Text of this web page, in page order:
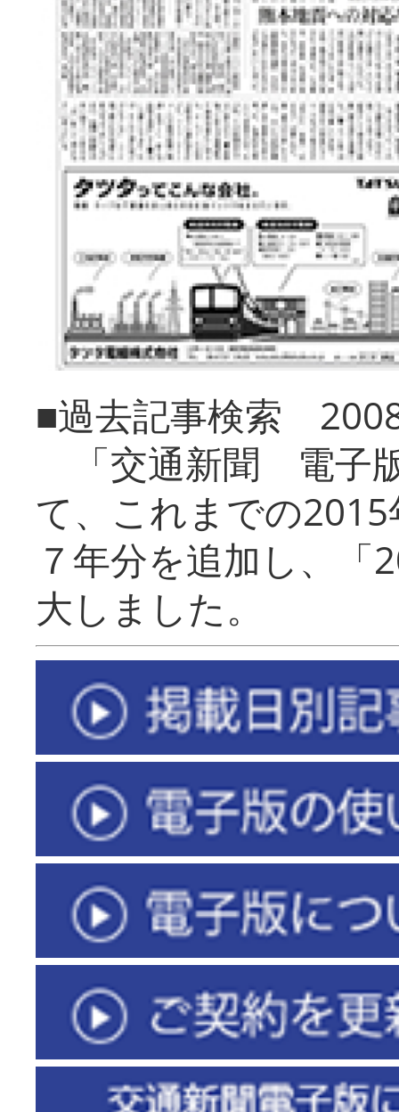
■過去記事検索
「交通新聞 電子
て、これまでの
７年分を追加し、「
大しまし